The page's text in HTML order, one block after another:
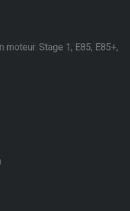
Stage 1, E85, E85+,